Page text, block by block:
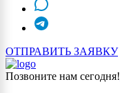
ОТПРАВИТЬ ЗАЯВКУ
Позвоните нам сегодня!